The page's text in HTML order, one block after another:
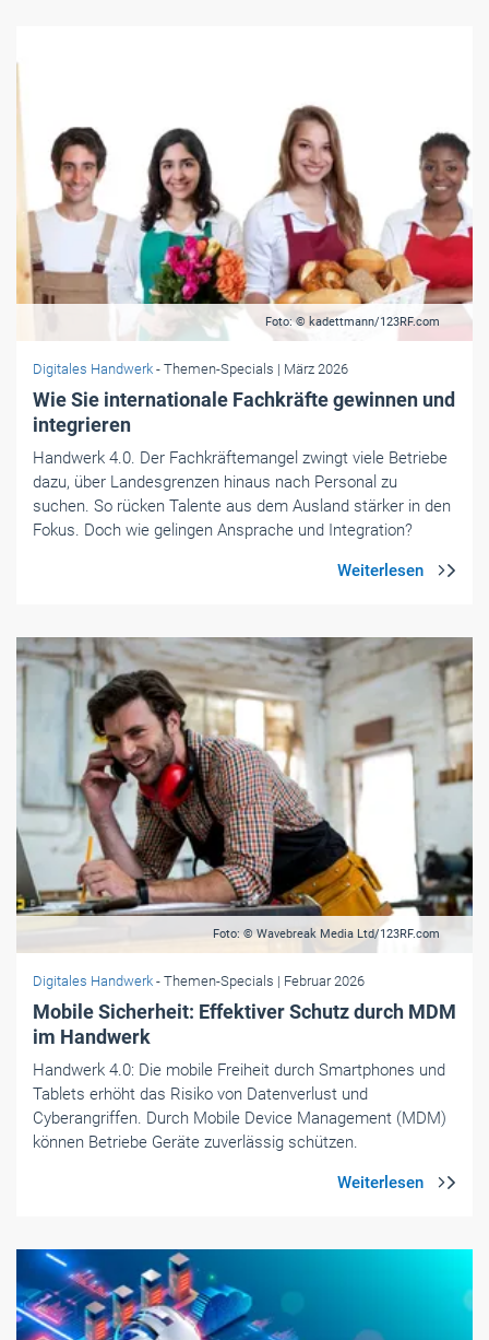
Foto: © kadettmann/123RF.com
Digitales Handwerk - Themen-Specials | März 2026
Wie Sie internationale Fachkräfte gewinnen und
integrieren
Handwerk 4.0. Der Fachkräftemangel zwingt viele Betriebe
dazu, über Landesgrenzen ­hinaus nach Personal zu
suchen. So rücken Talente aus dem Ausland ­stärker in den
Fokus. Doch wie gelingen Ansprache und Integration?
Foto: © Wavebreak Media Ltd/123RF.com
Digitales Handwerk - Themen-Specials | Februar 2026
Mobile Sicherheit: Effektiver Schutz durch MDM
im Handwerk
Handwerk 4.0: Die mobile Freiheit durch Smartphones und
Tablets erhöht das Risiko von Datenverlust und
Cyberangriffen. Durch Mobile Device Management (MDM)
können Betriebe Geräte zuverlässig schützen.